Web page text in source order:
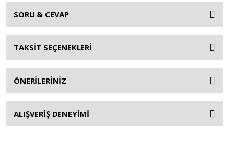
SORU & CEVAP
TAKSİT SEÇENEKLERİ
ÖNERİLERİNİZ
ALIŞVERİŞ DENEYİMİ